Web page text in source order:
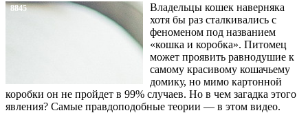
8845
Владельцы кошек наверняка
хотя бы раз сталкивались с
феноменом под названием
«кошка и коробка». Питомец
может проявить равнодушие к
самому красивому кошачьему
домику, но мимо картонной
коробки он не пройдет в 99% случаев. Но в чем загадка этого
явления? Самые правдоподобные теории — в этом видео.